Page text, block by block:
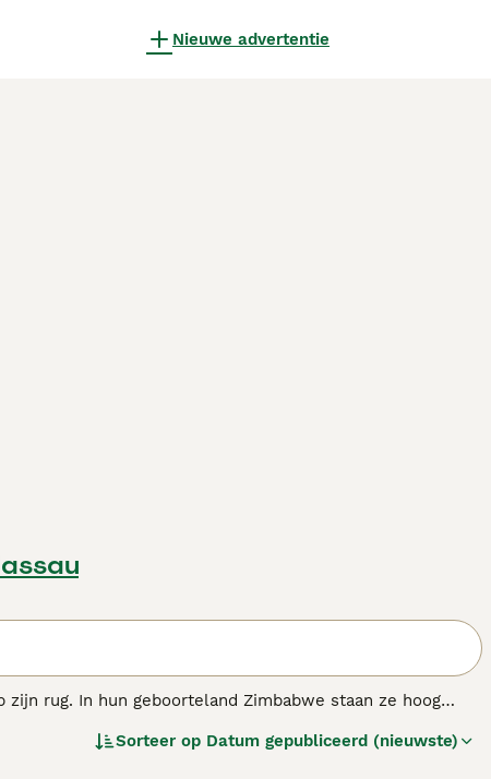
Nieuwe advertentie
rug. In hun geboorteland Zimbabwe staan ze hoog
staat bekend staan om hun goede omgang met kinderen.
Sorteer op Datum gepubliceerd (nieuwste)